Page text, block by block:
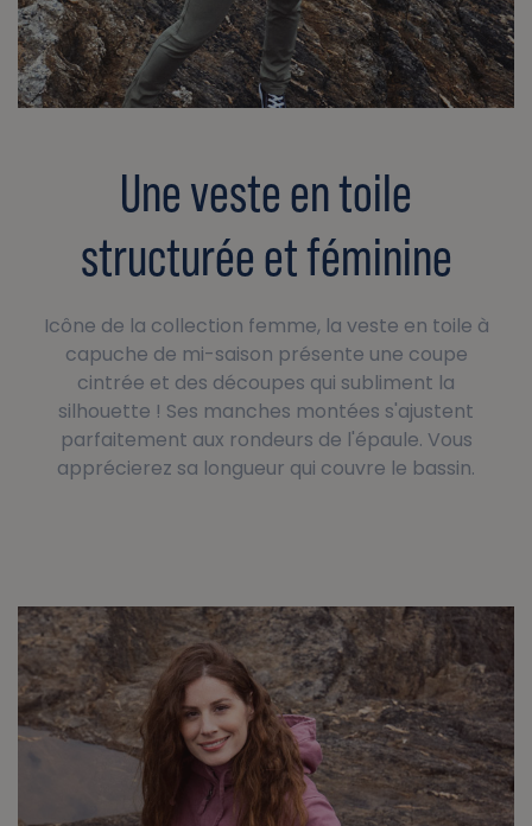
Une veste en toile
structurée et féminine
Icône de la collection femme, la veste en toile à
capuche de mi-saison présente une coupe
cintrée et des découpes qui subliment la
silhouette ! Ses manches montées s'ajustent
parfaitement aux rondeurs de l'épaule. Vous
apprécierez sa longueur qui couvre le bassin.